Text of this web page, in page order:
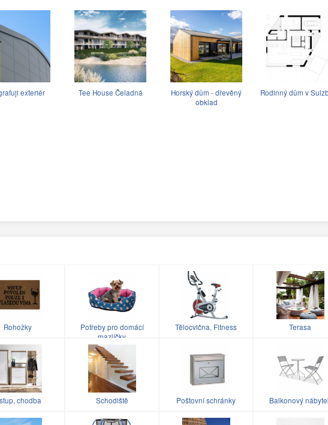
exteriér Tee House Čeladná
Horský dům - dřevěný
obklad
Rodinný dům v
Rohožky
Potřeby pro domácí
mazlíčky
Tělocvična, Fitness Terasa
chodba Schodiště Poštovní schránky Balkonový